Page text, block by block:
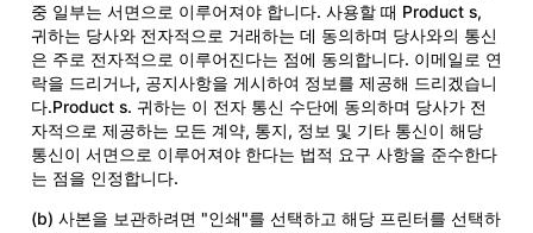
중 일부는 서면으로 이루어져야 합니다. 사용할 때 Product s,
귀하는 당사와 전자적으로 거래하는 데 동의하며 당사와의 통신
은 주로 전자적으로 이루어진다는 점에 동의합니다. 이메일로 연
락을 드리거나, 공지사항을 게시하여 정보를 제공해 드리겠습니
다.Product s. 귀하는 이 전자 통신 수단에 동의하며 당사가 전
자적으로 제공하는 모든 계약, 통지, 정보 및 기타 통신이 해당
통신이 서면으로 이루어져야 한다는 법적 요구 사항을 준수한다
는 점을 인정합니다.
(b) 사본을 보관하려면 "인쇄"를 선택하고 해당 프린터를 선택하